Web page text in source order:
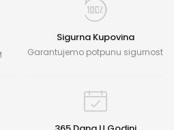
Sigurna Kupovina
Garantujemo potpunu sigurnost